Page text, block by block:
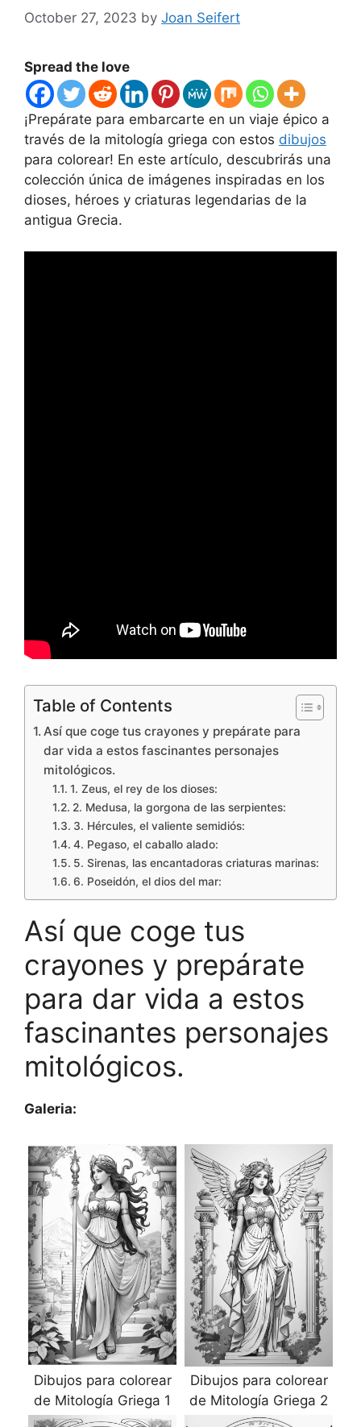
October 27, 2023 by Joan Seifert
Spread the love
¡Prepárate para embarcarte en un viaje épico a
través de la mitología griega con estos dibujos
para colorear! En este artículo, descubrirás una
colección única de imágenes inspiradas en los
dioses, héroes y criaturas legendarias de la
antigua Grecia.
Table of Contents
Así que coge tus crayones y prepárate para
dar vida a estos fascinantes personajes
mitológicos.
1. Zeus, el rey de los dioses:
2. Medusa, la gorgona de las serpientes:
3. Hércules, el valiente semidiós:
4. Pegaso, el caballo alado:
5. Sirenas, las encantadoras criaturas marinas:
6. Poseidón, el dios del mar:
Así que coge tus
crayones y prepárate
para dar vida a estos
fascinantes personajes
mitológicos.
Galeria:
Dibujos para colorear
de Mitología Griega 1
Dibujos para colorear
de Mitología Griega 2